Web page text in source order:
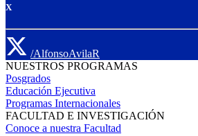
X
/AlfonsoAvilaR
NUESTROS PROGRAMAS
Posgrados
Educación Ejecutiva
Programas Internacionales
FACULTAD E INVESTIGACIÓN
Conoce a nuestra Facultad